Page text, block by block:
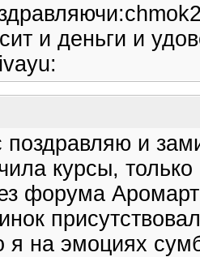
и деньги и
и
курсы,
форума
я на эмоциях